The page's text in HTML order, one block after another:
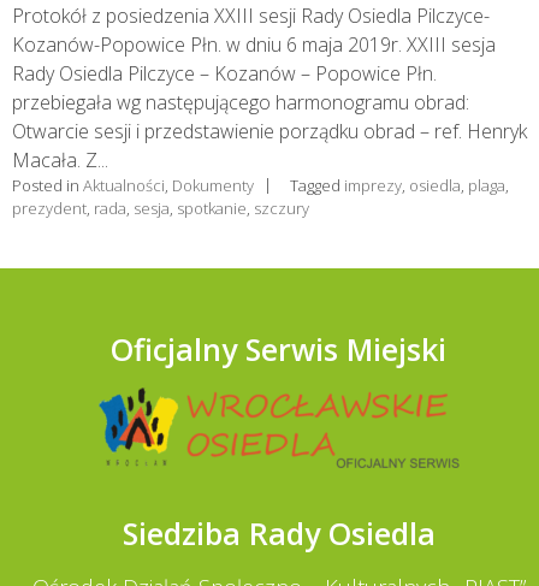
Protokół z posiedzenia XXIII sesji Rady Osiedla Pilczyce-
Kozanów-Popowice Płn. w dniu 6 maja 2019r. XXIII sesja
Rady Osiedla Pilczyce – Kozanów – Popowice Płn.
przebiegała wg następującego harmonogramu obrad:
Otwarcie sesji i przedstawienie porządku obrad – ref. Henryk
Macała. Z...
Posted in Aktualności Dokumenty Tagged imprezy osiedla plaga
prezydent rada sesja spotkanie szczury
Oficjalny Serwis Miejski
Siedziba Rady Osiedla